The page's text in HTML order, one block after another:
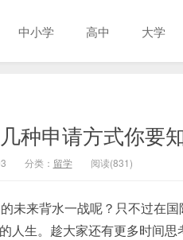
中小学 高中 大学
种申请方式你要
分类： 留学 阅读(831)
未来背水一战呢？只不过在
人生。趁大家还有更多时间